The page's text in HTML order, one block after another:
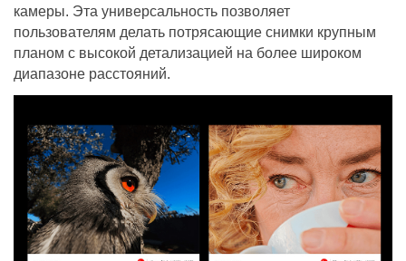
камеры. Эта универсальность позволяет
пользователям делать потрясающие снимки крупным
планом с высокой детализацией на более широком
диапазоне расстояний.